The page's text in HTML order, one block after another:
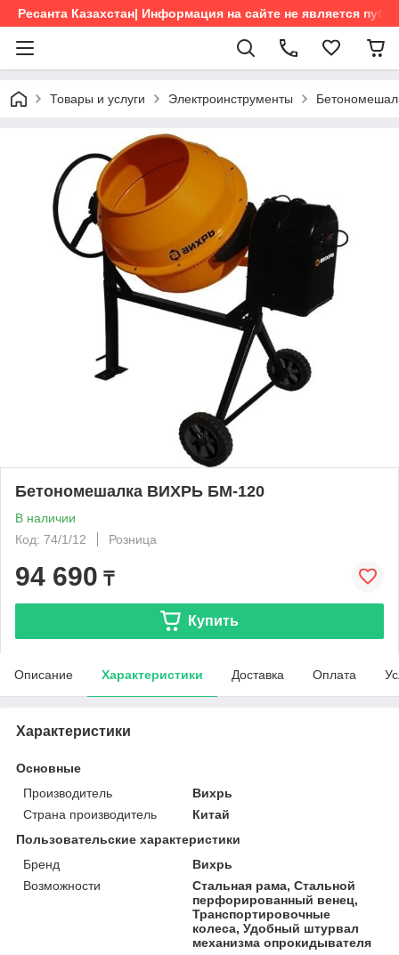
Ресанта Казахстан| Информация на сайте не является
Товары и услуги Электроинструменты
Бетономешалка ВИХРЬ БМ-120
В наличии
Код: 74/1/12
Розница
94 690 ₸
Купить
Описание Характеристики Доставка Оплата
Характеристики
Основные
Производитель
Вихрь
Страна производитель
Китай
Пользовательские характеристики
Бренд
Вихрь
Возможности
Стальная рама, Стальной
перфорированный венец,
Транспортировочные
колеса, Удобный штурвал
механизма опрокидывателя